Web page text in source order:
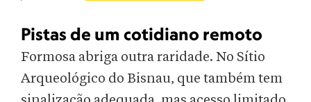
Pistas de um cotidiano remoto
Formosa abriga outra raridade. No Sítio
Arqueológico do Bisnau, que também tem